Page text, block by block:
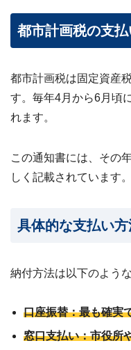
都市計画税の支
都市計画税は固定資産
す。毎年4月から6月頃
れます。
この通知書には、その
しく記載されています。
具体的な支払い
納付方法は以下のよう
口座振替：最も確実
窓口支払い：市役所